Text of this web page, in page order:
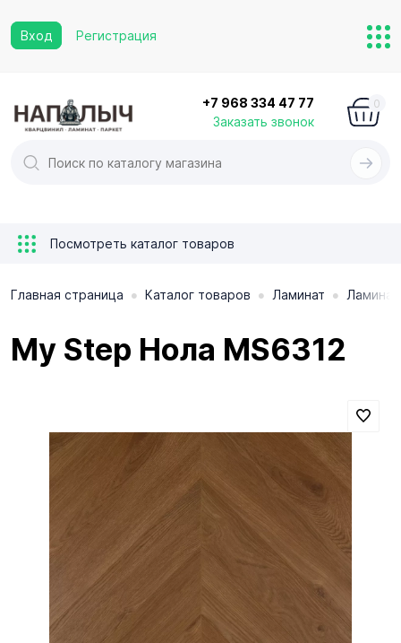
Вход Регистрация
+7 968 334 47 77
Заказать звонок
0
Посмотреть каталог товаров
Главная страница • Каталог товаров • Ламинат •
My Step Нола MS6312